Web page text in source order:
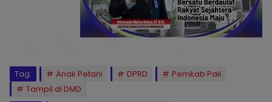
Tag: Anak Petani DPRD
Pemkab Pali
Tampil di DMD